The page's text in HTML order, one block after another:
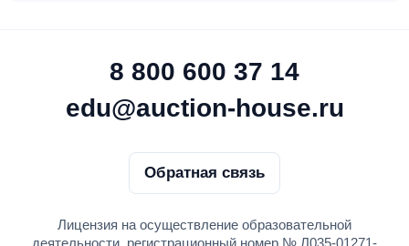
8 800 600 37 14
edu@auction-house.ru
Обратная связь
Лицензия на осуществление образовательной
деятельности, регистрационный номер № Л035-01271-